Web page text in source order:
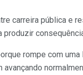
carreira pública e
produzir
rompe com